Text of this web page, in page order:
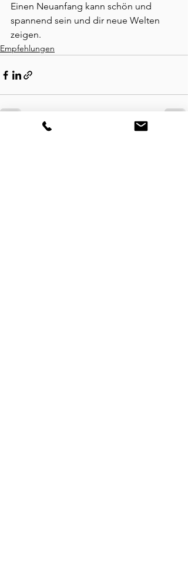
Einen Neuanfang kann schön und
spannend sein und dir neue Welten
zeigen.
Empfehlungen